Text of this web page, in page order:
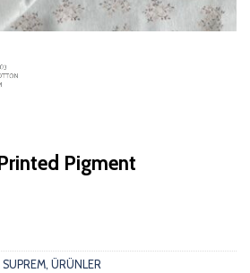
Pigment
SUPREM, ÜRÜNLER